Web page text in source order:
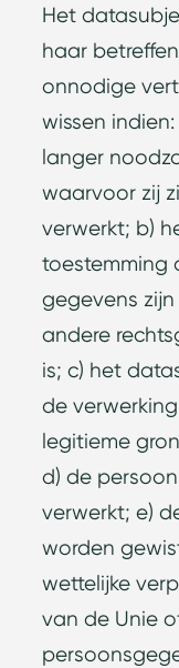
Het
haar
onnodige
wissen
langer
waarvoor zij
verwerkt; b)
toestemming
gegevens
andere
is; c) het
de
legitieme
d) de
verwerkt; e)
worden
wettelijke
van de Unie